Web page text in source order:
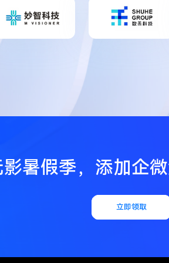
影暑假季，添加企
立即领取